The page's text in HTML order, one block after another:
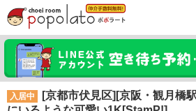
入居中
[京都市伏見区][京阪・観月橋